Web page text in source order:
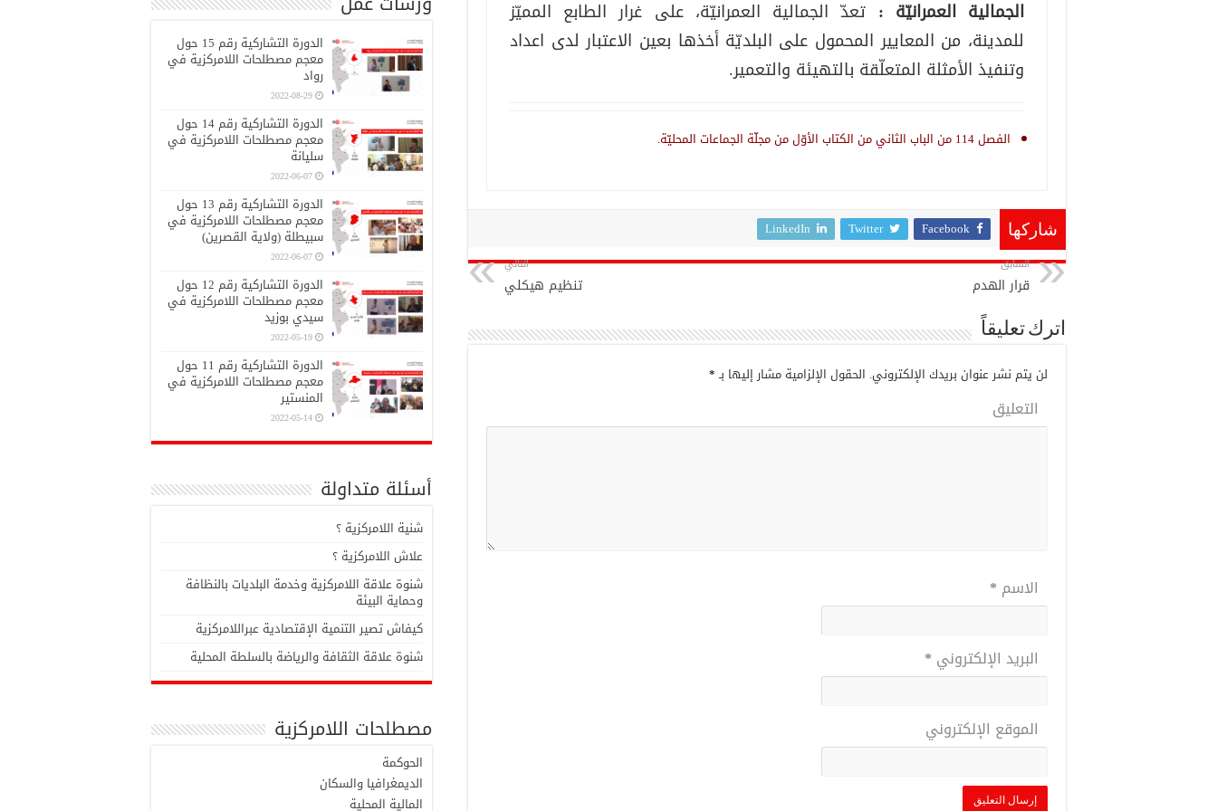
الجمالية العمرانيّة : تعدّ الجمالية العمرانيّة، على غرار الطابع المميّز
للمدينة، من المعايير المحمول على البلديّة أخذها بعين الاعتبار لدى اعداد
وتنفيذ الأمثلة المتعلّقة بالتهيئة والتعمير.
الفصل 114 من الباب الثاني من الكتاب الأوّل من مجلّة الجماعات المحليّة.
شاركها Facebook
Twitter
LinkedIn
السابق
قرار الهدم
التالي
تنظيم هيكلي
اترك تعليقاً
لن يتم نشر عنوان بريدك الإلكتروني. الحقول الإلزامية مشار إليها بـ*
التعليق
الاسم *
البريد الإلكتروني *
الموقع الإلكتروني
الدورة التشاركية رقم 15 حول
معجم مصطلحات اللامركزية في
رواد
2022-08-29
الدورة التشاركية رقم 14 حول
معجم مصطلحات اللامركزية في
سليانة
2022-06-07
الدورة التشاركية رقم 13 حول
معجم مصطلحات اللامركزية في
سبيطلة (ولاية القصرين)
2022-06-07
الدورة التشاركية رقم 12 حول
معجم مصطلحات اللامركزية في
سيدي بوزيد
2022-05-19
الدورة التشاركية رقم 11 حول
معجم مصطلحات اللامركزية في
المنستير
2022-05-14
أسئلة متداولة
شنية اللامركزية ؟
علاش اللامركزية ؟
شنوة علاقة اللامركزية وخدمة البلديات بالنظافة
وحماية البيئة
كيفاش تصير التنمية الإقتصادية عبراللامركزية
شنوة علاقة الثقافة والرياضة بالسلطة المحلية
مصطلحات اللامركزية
الحوكمة
الديمغرافيا والسكان
المالية المحلية